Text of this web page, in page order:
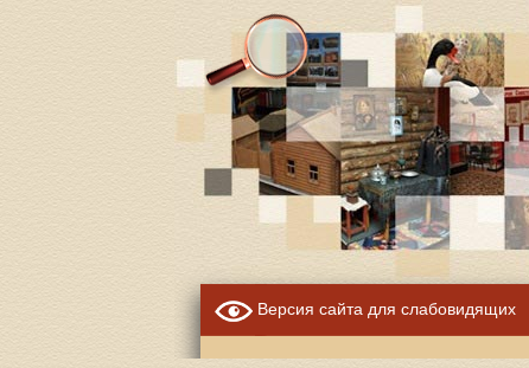
Версия сайта для слабовидящих